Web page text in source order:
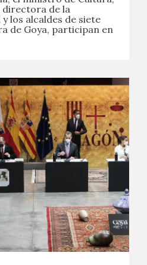
directora de la
los alcaldes de siete
de Goya, participan en